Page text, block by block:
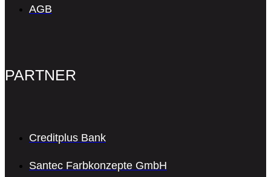
AGB
PARTNER
Creditplus Bank
Santec Farbkonzepte GmbH